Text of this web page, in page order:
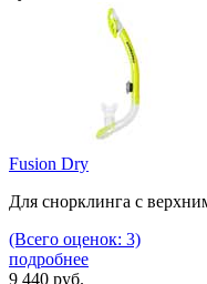
Fusion Dry
Для снорклинга с
(Всего оценок: 3)
подробнее
9 440 руб.